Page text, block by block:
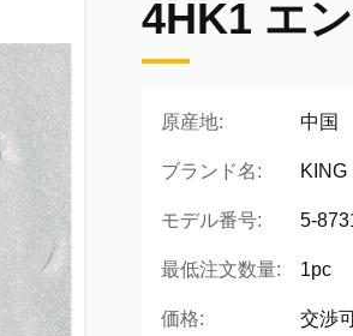
4HK1 エ
原産地: 中国
ブランド名: KING
モデル番号: 5-
最低注文数量: 1pc
価格: 交渉